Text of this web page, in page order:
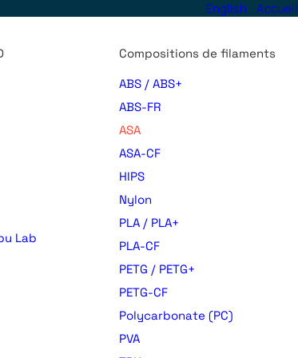
English Accueil
Lab
Compositions de filaments
ABS / ABS+
ABS-FR
ASA
ASA-CF
HIPS
Nylon
PLA / PLA+
PLA-CF
PETG / PETG+
PETG-CF
Polycarbonate (PC)
PVA